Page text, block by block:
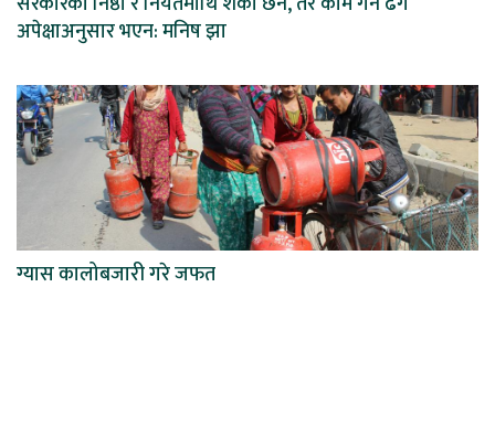
अपेक्षाअनुसार भएन: मनिष झा
ग्यास कालोबजारी गरे जफत